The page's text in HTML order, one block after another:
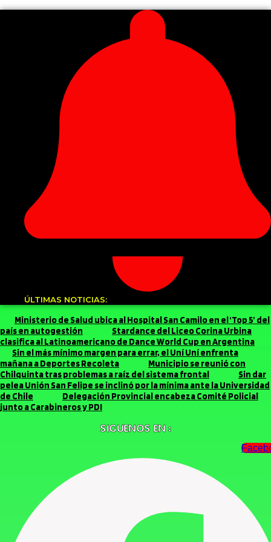
ÚLTIMAS NOTICIAS:
Ministerio de Salud ubica al Hospital San Camilo en el ‘Top 5’ del
país en autogestión
Stardance del Liceo Corina Urbina
clasifica al Latinoamericano de Dance World Cup en Argentina
Sin el más mínimo margen para errar, el Uní Uní enfrenta
mañana a Deportes Recoleta
Municipio se reunió con
Chilquinta tras problemas a raíz del sistema frontal
Sin dar
pelea Unión San Felipe se inclinó por la mínima ante la Universidad
de Chile
Delegación Provincial encabeza Comité Policial
junto a Carabineros y PDI
SIGUENOS EN :